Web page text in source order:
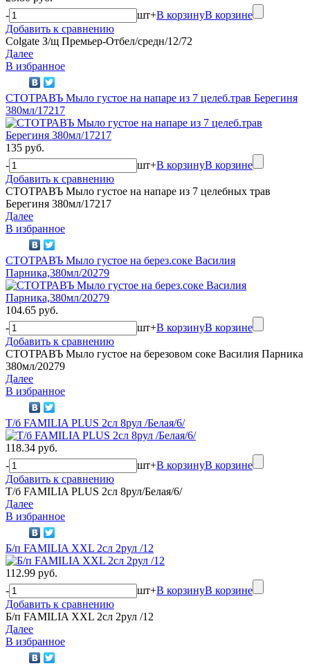
-
шт+В корзинуВ корзине
Добавить к сравнению
Colgate З/щ Премьер-Отбел/средн/12/72
Далее
В избранное
СТОТРАВЪ Мыло густое на напаре из 7 целеб.трав Берегиня
380мл/17217
135 руб.
-
шт+В корзинуВ корзине
Добавить к сравнению
СТОТРАВЪ Мыло густое на напаре из 7 целебных трав
Берегиня 380мл/17217
Далее
В избранное
СТОТРАВЪ Мыло густое на берез.соке Василия
Парника,380мл/20279
104.65 руб.
-
шт+В корзинуВ корзине
Добавить к сравнению
СТОТРАВЪ Мыло густое на березовом соке Василия Парника
380мл/20279
Далее
В избранное
Т/б FAMILIA PLUS 2сл 8рул /Белая/6/
118.34 руб.
-
шт+В корзинуВ корзине
Добавить к сравнению
Т/б FAMILIA PLUS 2сл 8рул/Белая/6/
Далее
В избранное
Б/п FAMILIA XXL 2сл 2рул /12
112.99 руб.
-
шт+В корзинуВ корзине
Добавить к сравнению
Б/п FAMILIA XXL 2сл 2рул /12
Далее
В избранное